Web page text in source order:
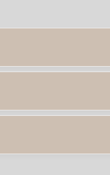
žádné informace.
Base64 na PDF.